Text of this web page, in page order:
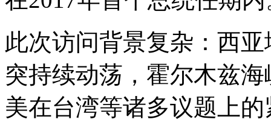
此次访问背景复杂：西
突持续动荡，霍尔木兹
美在台湾等诸多议题上